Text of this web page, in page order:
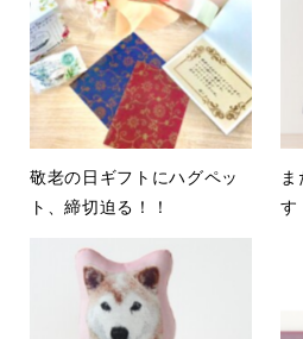
敬老の日ギフトにハグペッ
ト、締切迫る！！
す